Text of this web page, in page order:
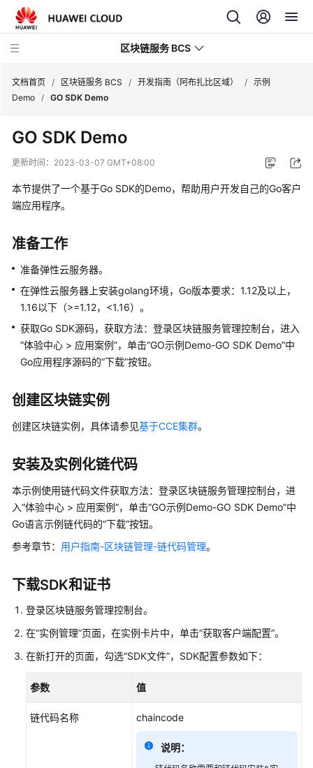
区块链服务 BCS
新
动
产
介
绍
费
说
明
快
入
门
户
指
南
最
佳
实
发
指
南
参
文档首页 / 区块链服务 BCS / 开发指南（阿布扎比区域） / 示例
Demo / GO SDK Demo
GO SDK Demo
更新时间： 2023-03-07 GMT+08:00
本节提供了一个基于Go SDK的Demo，帮助用户开发自己的Go客户
端应用程序。
准备工作
准备弹性云服务器。
在弹性云服务器上安装golang环境，Go版本要求：1.12及以上，
1.16以下（>=1.12，<1.16）。
获取Go SDK源码，获取方法：登录区块链服务管理控制台，进入
“体验中心 > 应用案例”，单击“GO示例Demo-GO SDK Demo”中
Go应用程序源码的“下载”按钮。
创建区块链实例
创建区块链实例，具体请参见基于CCE集群。
安装及实例化链代码
本示例使用链代码文件获取方法：登录区块链服务管理控制台，进
入“体验中心 > 应用案例”，单击“GO示例Demo-GO SDK Demo”中
Go语言示例链代码的“下载”按钮。
参考章节： 用户指南-区块链管理-链代码管理。
下载SDK和证书
登录区块链服务管理控制台。
在“实例管理”页面，在实例卡片中，单击“获取客户端配置”。
在新打开的页面，勾选“SDK文件”，SDK配置参数如下：
参数 值
链代码名称 chaincode
说明：